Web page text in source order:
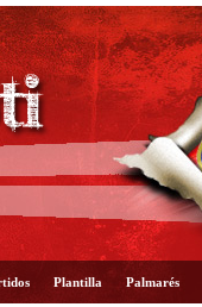
Plantilla Palmarés